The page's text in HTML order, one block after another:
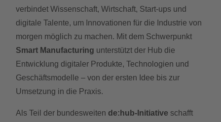
verbindet Wissenschaft, Wirtschaft, Start-ups und
digitale Talente, um Innovationen für die Industrie von
morgen möglich zu machen. Mit dem Schwerpunkt
Smart Manufacturing unterstützt der Hub die
Entwicklung digitaler Produkte, Technologien und
Geschäftsmodelle – von der ersten Idee bis zur
Umsetzung in die Praxis.
Als Teil der bundesweiten de:hub-Initiative schafft